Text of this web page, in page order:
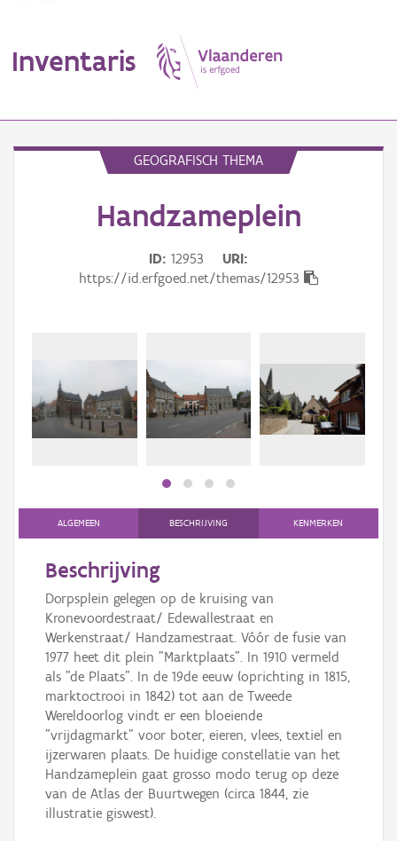
Inventaris
Persoon of collectief
Aanmelden
GEOGRAFISCH THEMA
Handzameplein
ID 12953
URI
https://id.erfgoed.net/themas/12953
ALGEMEEN BESCHRIJVING KENMERKEN
Beschrijving
Dorpsplein gelegen op de kruising van
Kronevoordestraat/ Edewallestraat en
Werkenstraat/ Handzamestraat. Vóór de fusie van
1977 heet dit plein "Marktplaats". In 1910 vermeld
als "de Plaats". In de 19de eeuw (oprichting in 1815,
marktoctrooi in 1842) tot aan de Tweede
Wereldoorlog vindt er een bloeiende
"vrijdagmarkt" voor boter, eieren, vlees, textiel en
ijzerwaren plaats. De huidige constellatie van het
Handzameplein gaat grosso modo terug op deze
van de Atlas der Buurtwegen (circa 1844, zie
illustratie giswest).